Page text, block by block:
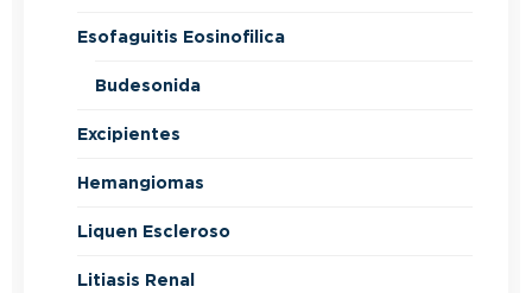
Esofaguitis Eosinofilica
Budesonida
Excipientes
Hemangiomas
Liquen Escleroso
Litiasis Renal